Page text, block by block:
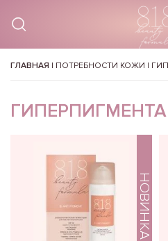
ГЛАВНАЯ | ПОТРЕБНОСТИ КОЖИ |
НОВИНКА